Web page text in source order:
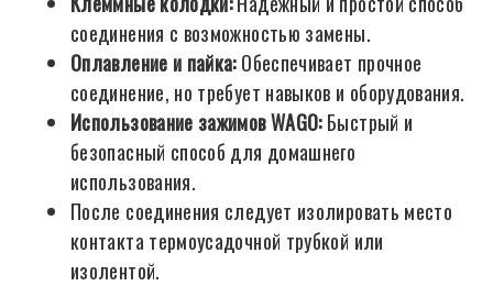
соединения с возможностью замены.
Оплавление и пайка:Обеспечивает прочное
соединение, но требует навыков и оборудования.
Использование зажимов WAGO:Быстрый и
безопасный способ для домашнего
использования.
После соединения следует изолировать место
контакта термоусадочной трубкой или
изолентой.